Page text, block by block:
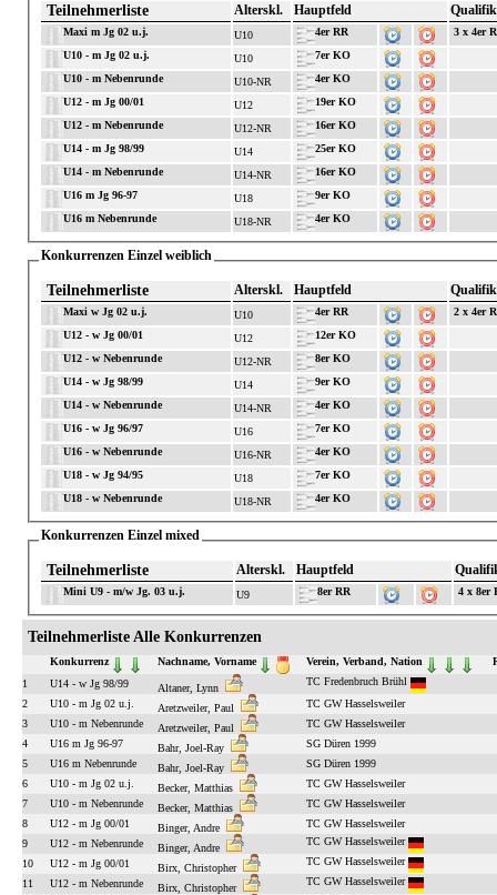
Teilnehmerliste Alterskl. Hauptfeld
Maxi m Jg 02 u.j. U10 4er RR
3 x 4er
U10 - m Jg 02 u.j.
U10
7er KO
U10 - m Nebenrunde
U10-NR
4er KO
U12 - m Jg 00/01
U12
19er KO
U12 - m Nebenrunde
U12-NR
16er KO
U14 - m Jg 98/99
U14
25er KO
U14 - m Nebenrunde
U14-NR
16er KO
U16 m Jg 96-97
U18
9er KO
U16 m Nebenrunde
U18-NR 4er KO
Konkurrenzen Einzel weiblich
Teilnehmerliste Alterskl. Hauptfeld
Maxi w Jg 02 u.j. U10 4er RR
2 x 4er
U12 - w Jg 00/01
U12
12er KO
U12 - w Nebenrunde
U12-NR
8er KO
U14 - w Jg 98/99
U14
9er KO
U14 - w Nebenrunde
U14-NR
4er KO
U16 - w Jg 96/97
U16
7er KO
U16 - w Nebenrunde
U16-NR
4er KO
U18 - w Jg 94/95
U18
7er KO
U18 - w Nebenrunde
U18-NR 4er KO
Konkurrenzen Einzel mixed
Teilnehmerliste Alterskl. Hauptfeld
Mini U9 - m/w Jg. 03 u.j. U9 8er RR 4 x 8er
Teilnehmerliste Alle Konkurrenzen
Konkurrenz Nachname, Vorname Verein, Verband, Nation
1
U14 - w Jg 98/99 Altaner, Lynn
TC Fredenbruch Brühl
2
U10 - m Jg 02 u.j. Aretzweiler, Paul
TC GW Hasselsweiler
3
U10 - m Nebenrunde Aretzweiler, Paul
TC GW Hasselsweiler
4
U16 m Jg 96-97 Bahr, Joel-Ray
SG Düren 1999
5
U16 m Nebenrunde Bahr, Joel-Ray
SG Düren 1999
6
U10 - m Jg 02 u.j. Becker, Matthias
TC GW Hasselsweiler
7
U10 - m Nebenrunde Becker, Matthias
TC GW Hasselsweiler
8
U12 - m Jg 00/01 Binger, Andre
TC GW Hasselsweiler
9
U12 - m Nebenrunde Binger, Andre
TC GW Hasselsweiler
10
U12 - m Jg 00/01 Birx, Christopher
TC GW Hasselsweiler
11
U12 - m Nebenrunde Birx, Christopher
TC GW Hasselsweiler